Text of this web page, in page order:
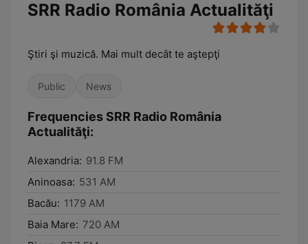
SRR Radio România Actualităţi
Ştiri şi muzică. Mai mult decât te aştepţi
Public News
Frequencies SRR Radio România
Actualităţi:
Alexandria: 91.8 FM
Aninoasa: 531 AM
Bacău: 1179 AM
Baia Mare: 720 AM